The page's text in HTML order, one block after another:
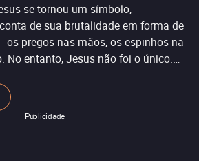
se tornou um símbolo,
de sua brutalidade em forma de
os pregos nas mãos, os espinhos na
No entanto, Jesus não foi o único.
era um tipo de punição comum na
O longa-metragem ‘Ao Lado
a história de dois homens
Publicidade